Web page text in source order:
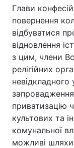
Глави
повернення
відбуватися
відновлення
з цим, члени
релігійних
приватизацію
культових та
комунальної
можливі шляхи